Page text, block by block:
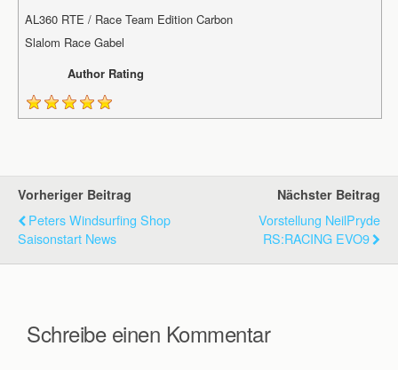
AL360 RTE / Race Team Edition Carbon
Slalom Race Gabel
Author Rating
Vorheriger Beitrag
Peters Windsurfing Shop
Saisonstart News
Nächster Beitrag
Vorstellung NeilPryde
RS:RACING EVO9
Schreibe einen Kommentar